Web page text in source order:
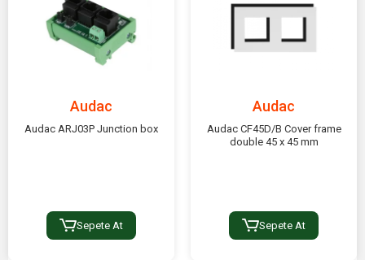
Audac
Audac ARJ03P Junction box
Sepete At
Audac
Audac CF45D/B Cover frame
double 45 x 45 mm
Sepete At